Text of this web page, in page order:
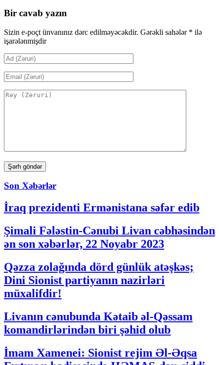
Bir cavab yazın
Sizin e-poçt ünvanınız dərc edilməyəcəkdir. Gərəkli sahələr * ilə
işarələnmişdir
Son Xəbərlər
İraq prezidenti Ermənistana səfər edib
Şimali Fələstin-Cənubi Livan cəbhəsindən
ən son xəbərlər, 22 Noyabr 2023
Qəzza zolağında dörd günlük atəşkəs;
Dini Sionist partiyanın nazirləri
müxalifdir!
Livanın cənubunda Kətaib əl-Qəssam
komandirlərindən biri şəhid olub
İmam Xamenei: Sionist rejim Əl-Əqsa